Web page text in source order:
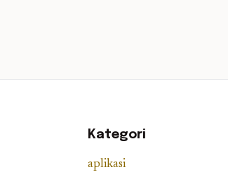
Kategori
aplikasi